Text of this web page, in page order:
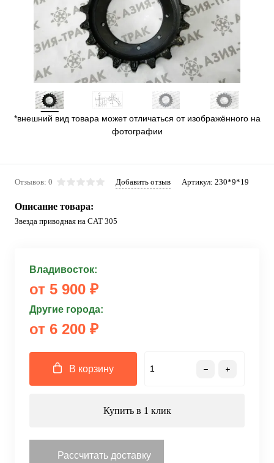
*внешний вид товара может отличаться от изображённого на
фотографии
Отзывов: 0 Добавить отзыв Артикул: 230*9*19
Описание товара:
Звезда приводная на CAT 305
Владивосток:
от 5 900 ₽
Другие города:
от 6 200 ₽
В корзину
Купить в 1 клик
Рассчитать доставку